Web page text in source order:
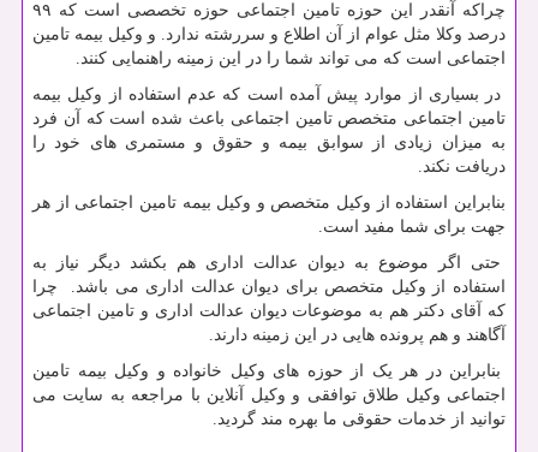
چراکه آنقدر این حوزه تامین اجتماعی حوزه تخصصی است که ۹۹
درصد وکلا مثل عوام از آن اطلاع و سررشته ندارد. و وکیل بیمه تامین
اجتماعی است که می تواند شما را در این زمینه راهنمایی کنند.
در بسیاری از موارد پیش آمده است که عدم استفاده از وکیل بیمه
تامین اجتماعی متخصص تامین اجتماعی باعث شده است که آن فرد
به میزان زیادی از سوابق بیمه و حقوق و مستمری های خود را
دریافت نکند.
بنابراین استفاده از وکیل متخصص و وکیل بیمه تامین اجتماعی از هر
جهت برای شما مفید است.
حتی اگر موضوع به دیوان عدالت اداری هم بکشد دیگر نیاز به
استفاده از وکیل متخصص برای دیوان عدالت اداری می باشد. چرا
که آقای دکتر هم به موضوعات دیوان عدالت اداری و تامین اجتماعی
آگاهند و هم پرونده هایی در این زمینه دارند.
بنابراین در هر یک از حوزه های وکیل خانواده و وکیل بیمه تامین
اجتماعی وکیل طلاق توافقی و وکیل آنلاین با مراجعه به سایت می
توانید از خدمات حقوقی ما بهره مند گردید.